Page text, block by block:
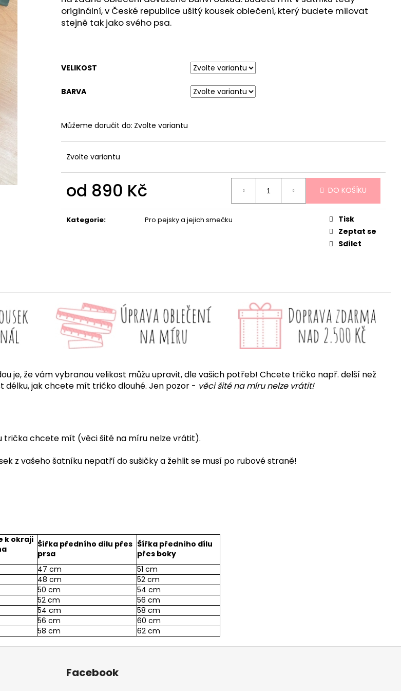
originální, v České republice ušitý kousek oblečení, který budete milovat
stejně tak jako svého psa.
VELIKOST
BARVA
Můžeme doručit do: Zvolte variantu
Zvolte variantu
od 890 Kč
cena:
DO KOŠÍKU
Kategorie: Pro pejsky a jejich smečku
Tisk
Zeptat se
Sdílet
je, že vám vybranou velikost můžu upravit, dle vašich potřeb! Chcete tričko např. delší než
délku, jak chcete mít tričko dlouhé. Jen pozor - věci šité na míru nelze vrátit!
trička chcete mít (věci šité na míru nelze vrátit).
z vašeho šatníku nepatří do sušičky a žehlit se musí po rubové straně!
k okraji Šířka předního dílu přes
prsa
Šířka předního dílu
přes boky
47 cm
51 cm
48 cm
52 cm
50 cm
54 cm
52 cm
56 cm
54 cm
58 cm
56 cm
60 cm
58 cm 62 cm
3 500 Kč
Facebook